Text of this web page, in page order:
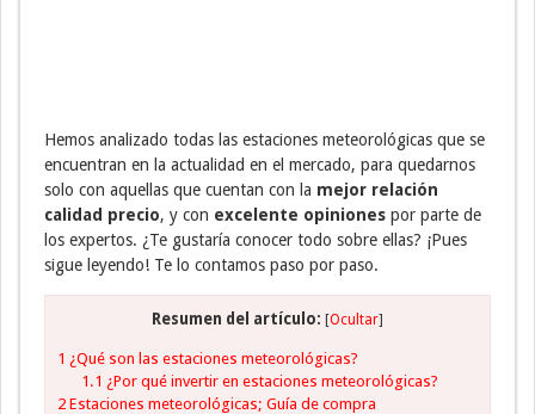
Hemos analizado todas las estaciones meteorológicas que se
encuentran en la actualidad en el mercado, para quedarnos
solo con aquellas que cuentan con la mejor relación
calidad precio, y con excelente opiniones por parte de
los expertos. ¿Te gustaría conocer todo sobre ellas? ¡Pues
sigue leyendo! Te lo contamos paso por paso.
Resumen del artículo: [Ocultar]
1 ¿Qué son las estaciones meteorológicas?
1.1 ¿Por qué invertir en estaciones meteorológicas?
2 Estaciones meteorológicas; Guía de compra